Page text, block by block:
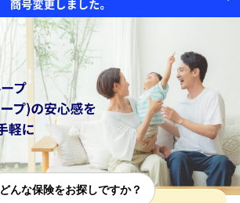
どんな保険をお探しですか？